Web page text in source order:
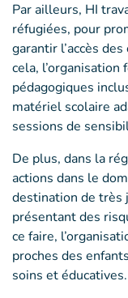
Par ailleurs, HI
réfugiées, pour
garantir l’accès
cela,
pédagogiques
matériel scolaire
sessions de
De plus, dans la
actions dans le
destination de très
présentant des
ce faire,
proches des
soins et éducatives.